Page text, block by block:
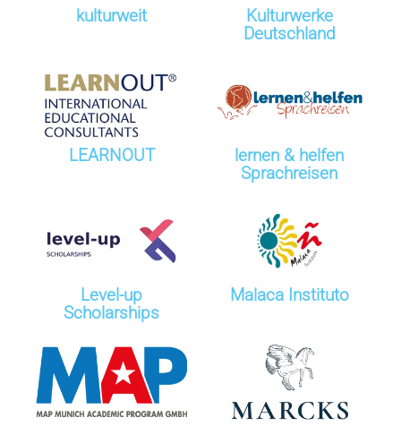
kulturweit
Kulturwerke
Deutschland
LEARNOUT
lernen & helfen
Sprachreisen
Level-up
Scholarships
Malaca Instituto